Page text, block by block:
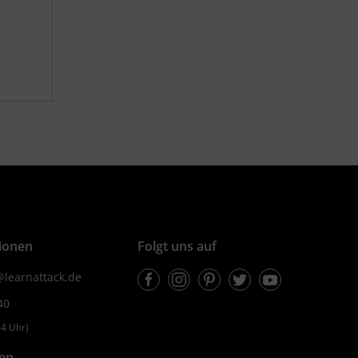
Uhr)
Folgt uns auf
FacebookInstagramPinterestTwitterYoutube